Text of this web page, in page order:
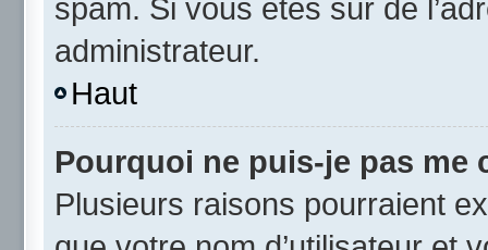
spam. Si vous êtes sûr de
administrateur.
Haut
Pourquoi ne puis-je pas me
Plusieurs raisons pourraient